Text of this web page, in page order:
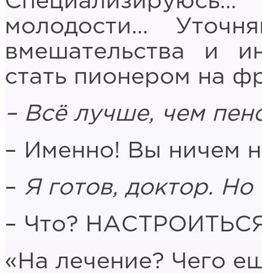
молодости…
вмешательства и
стать пионером на
– Всё лучше, чем
– Именно! Вы ничем
– Я готов, доктор. Но
– Что?
«На лечение? Чего